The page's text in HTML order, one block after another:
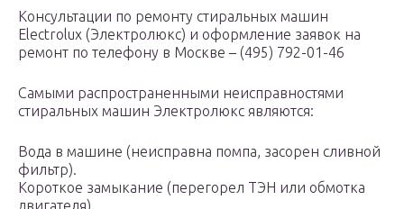
Консультации по ремонту стиральных машин
Electrolux (Электролюкс) и оформление заявок на
ремонт по телефону в Москве – (495) 792-01-46
Самыми распространенными неисправностями
стиральных машин Электролюкс являются:
Вода в машине (неисправна помпа, засорен сливной
фильтр).
Короткое замыкание (перегорел ТЭН или обмотка
двигателя).